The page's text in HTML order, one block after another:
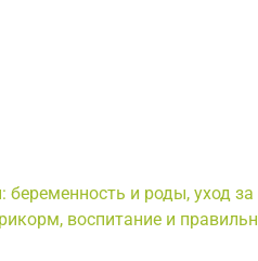
беременность и роды, уход
воспитание и